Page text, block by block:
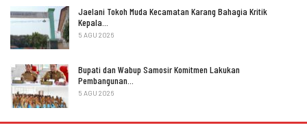
Jaelani Tokoh Muda Kecamatan Karang Bahagia Kritik
Kepala…
5 AGU 2026
Bupati dan Wabup Samosir Komitmen Lakukan
Pembangunan…
5 AGU 2026